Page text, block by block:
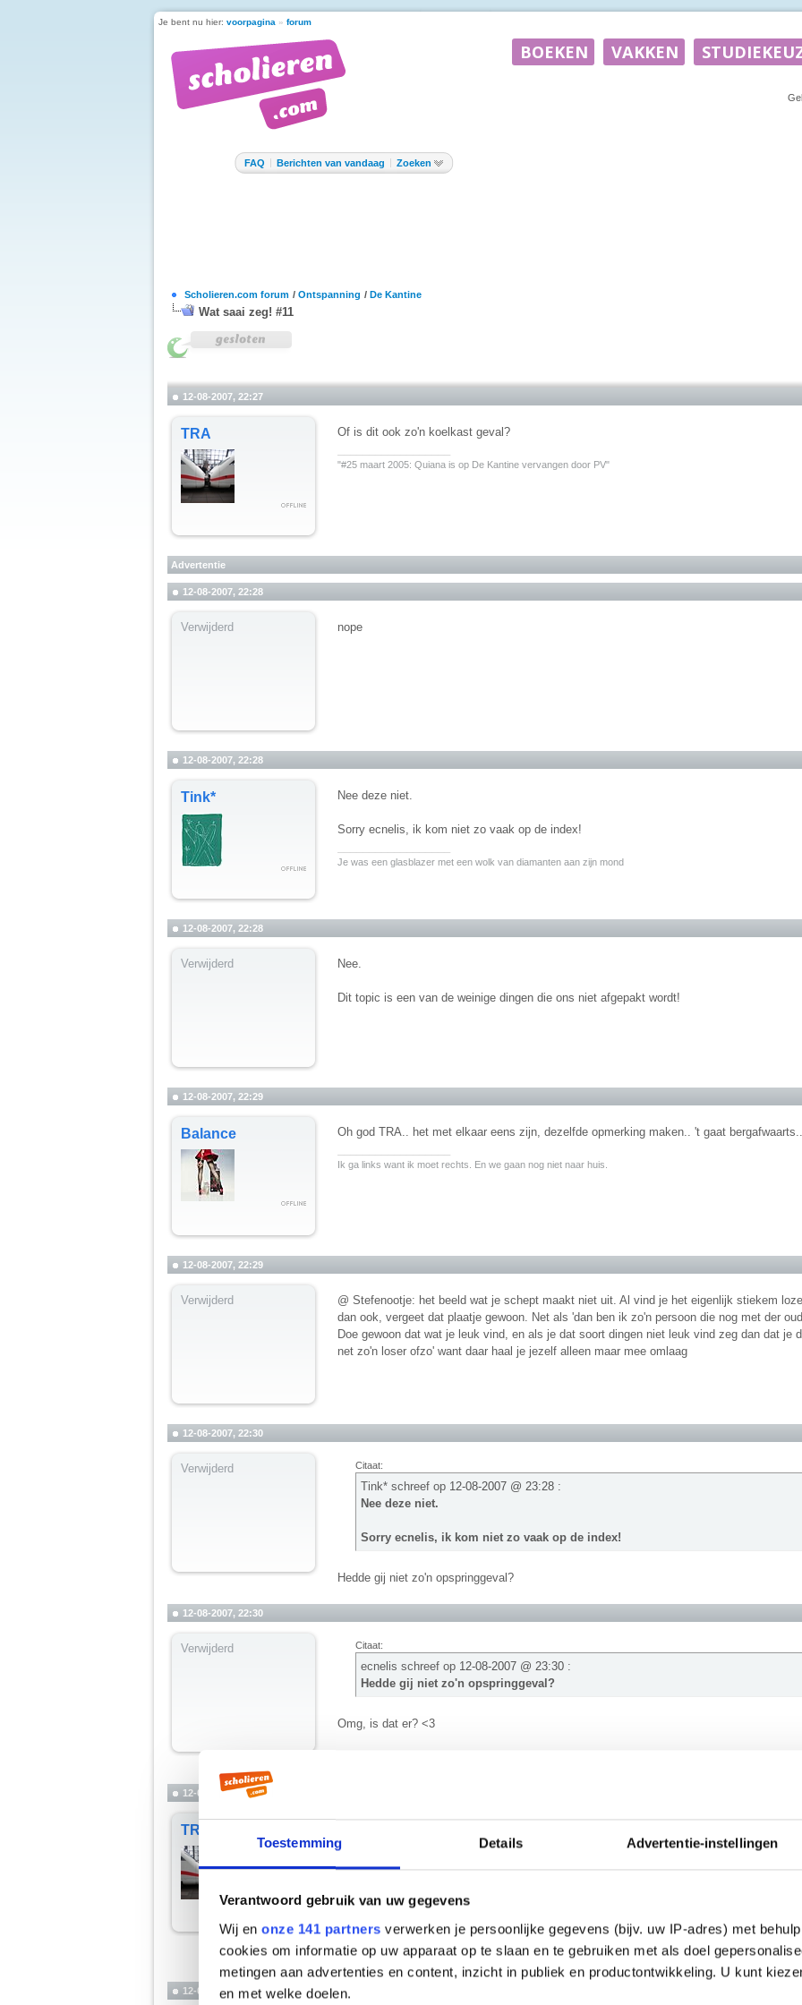
Toestemming Details Advertentie-instellingen
Verantwoord gebruik van uw gegevens
Wij en onze 141 partners verwerken je persoonlijke gegevens (bijv. uw IP-adres) met
cookies om informatie op uw apparaat op te slaan en te gebruiken met als doel
metingen aan advertenties en content, inzicht in publiek en productontwikkeling. U kunt
en met welke doelen.
Je bent nu hier: voorpagina » forum
FAQ Berichten van vandaag Zoeken
Scholieren.com forum / Ontspanning / De Kantine
Wat saai zeg! #11
12-08-2007, 22:27
TRA
Of is dit ook zo'n koelkast geval?
"#25 maart 2005: Quiana is op De Kantine vervangen door PV"
Advertentie
12-08-2007, 22:28
Verwijderd nope
12-08-2007, 22:28
Tink* Nee deze niet.
Sorry ecnelis, ik kom niet zo vaak op de index!
Je was een glasblazer met een wolk van diamanten aan zijn mond
12-08-2007, 22:28
Verwijderd Nee.
Dit topic is een van de weinige dingen die ons niet afgepakt wordt!
12-08-2007, 22:29
Balance
Oh god TRA.. het met elkaar eens zijn, dezelfde opmerking maken.. 't gaat bergafwaarts..
Ik ga links want ik moet rechts. En we gaan nog niet naar huis.
12-08-2007, 22:29
Verwijderd
@ Stefenootje: het beeld wat je schept maakt niet uit. Al vind je het eigenlijk stiekem
dan ook, vergeet dat plaatje gewoon. Net als 'dan ben ik zo'n persoon die nog met der
Doe gewoon dat wat je leuk vind, en als je dat soort dingen niet leuk vind zeg dan dat je
net zo'n loser ofzo' want daar haal je jezelf alleen maar mee omlaag
12-08-2007, 22:30
Verwijderd Citaat:
Tink* schreef op 12-08-2007 @ 23:28 :
Nee deze niet.
Sorry ecnelis, ik kom niet zo vaak op de index!
Hedde gij niet zo'n opspringgeval?
12-08-2007, 22:30
Verwijderd Citaat:
ecnelis schreef op 12-08-2007 @ 23:30 :
Hedde gij niet zo'n opspringgeval?
Omg, is dat er? <3
12-08-2007, 22:31
TRA
12-08-2007 @ 23:29
Oh god TRA.. het met elkaar eens zijn, dezelfde opmerking maken.. 't gaat
Bergafwaarts?
We denderen zo de Marianentrog in, het diepste punt ligt daar op -11.035m.
__________________
"#25 maart 2005: Quiana is op De Kantine vervangen door PV"
12-08-2007, 22:31